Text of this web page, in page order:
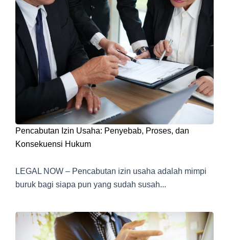
Pencabutan Izin Usaha: Penyebab, Proses, dan
Konsekuensi Hukum
LEGAL NOW – Pencabutan izin usaha adalah mimpi
buruk bagi siapa pun yang sudah susah...